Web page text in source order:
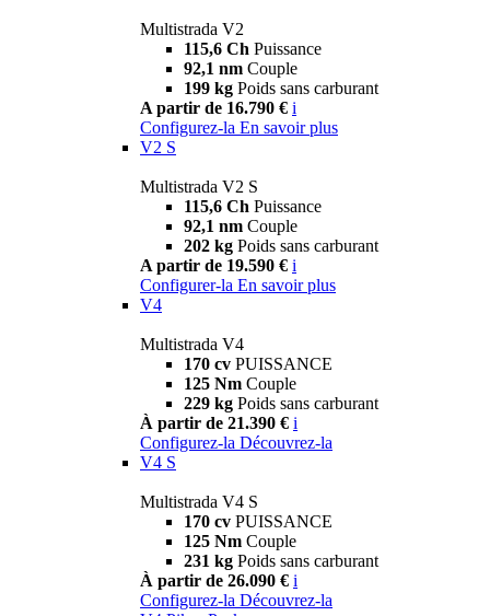
Multistrada V2
115,6 Ch Puissance
92,1 nm Couple
199 kg Poids sans carburant
A partir de 16.790 € i
Configurez-la En savoir plus
V2 S
Multistrada V2 S
115,6 Ch Puissance
92,1 nm Couple
202 kg Poids sans carburant
A partir de 19.590 € i
Configurer-la En savoir plus
V4
Multistrada V4
170 cv PUISSANCE
125 Nm Couple
229 kg Poids sans carburant
À partir de 21.390 € i
Configurez-la Découvrez-la
V4 S
Multistrada V4 S
170 cv PUISSANCE
125 Nm Couple
231 kg Poids sans carburant
À partir de 26.090 € i
Configurez-la Découvrez-la